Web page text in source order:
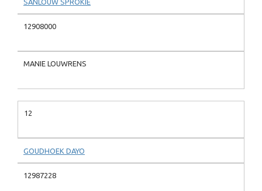
12908000
MANIE LOUWRENS
12
GOUDHOEK DAYO
12987228